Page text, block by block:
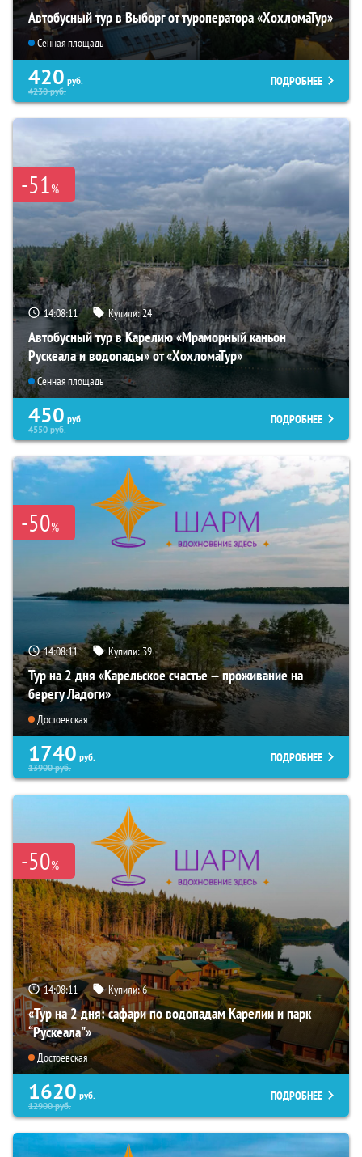
Автобусный тур в Выборг от туроператора «ХохломаТур»
Сенная площадь
420 руб.
4230руб.
ПОДРОБНЕЕ
-51%
14:08:10 Купили:24
Автобусный тур в Карелию «Мраморный каньон
Рускеала и водопады» от «ХохломаТур»
Сенная площадь
450 руб.
4550руб.
ПОДРОБНЕЕ
-50%
14:08:10 Купили:39
Тур на 2 дня «Карельское счастье — проживание на
берегу Ладоги»
Достоевская
1740 руб.
13900руб.
ПОДРОБНЕЕ
-50%
14:08:10 Купили:6
«Тур на 2 дня: сафари по водопадам Карелии и парк
“Рускеала"»
Достоевская
1620 руб.
12900руб.
ПОДРОБНЕЕ